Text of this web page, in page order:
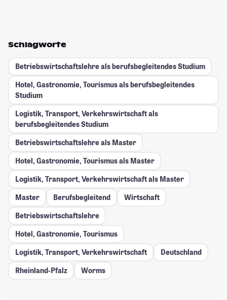
Schlagworte
Betriebswirtschaftslehre als berufsbegleitendes Studium
Hotel, Gastronomie, Tourismus als berufsbegleitendes
Studium
Logistik, Transport, Verkehrswirtschaft als
berufsbegleitendes Studium
Betriebswirtschaftslehre als Master
Hotel, Gastronomie, Tourismus als Master
Logistik, Transport, Verkehrswirtschaft als Master
Master
Berufsbegleitend
Wirtschaft
Betriebswirtschaftslehre
Hotel, Gastronomie, Tourismus
Logistik, Transport, Verkehrswirtschaft
Deutschland
Rheinland-Pfalz
Worms